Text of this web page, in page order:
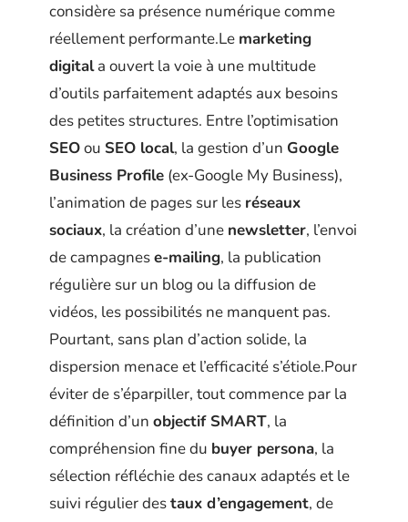
considère sa présence numérique comme
réellement performante.Le marketing
digitala ouvert la voie à une multitude
d’outils parfaitement adaptés aux besoins
des petites structures. Entre l’optimisation
SEOou SEO local, la gestion d’un Google
Business Profile (ex-Google My Business),
l’animation de pages sur les réseaux
sociaux, la création d’une newsletter, l’envoi
de campagnese-mailing, la publication
régulière sur un blog ou la diffusion de
vidéos, les possibilités ne manquent pas.
Pourtant, sans plan d’action solide, la
dispersion menace et l’efficacité s’étiole.Pour
éviter de s’éparpiller, tout commence par la
définition d’un objectif SMART, la
compréhension fine du buyer persona, la
sélection réfléchie des canaux adaptés et le
suivi régulier destaux d’engagement, de